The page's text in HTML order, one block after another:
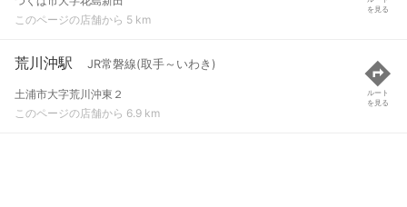
このページの店舗から 5 km
を見る
荒川沖駅 JR常磐線(取手～いわき)
土浦市大字荒川沖東２
このページの店舗から 6.9 km
ルート
を見る